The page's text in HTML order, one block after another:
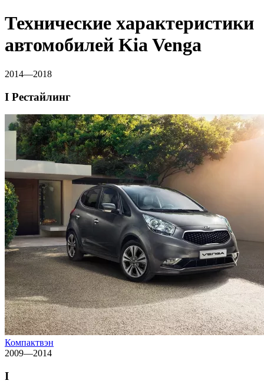
Технические характеристики
автомобилей Kia Venga
2014—2018
I Рестайлинг
Компактвэн
2009—2014
I